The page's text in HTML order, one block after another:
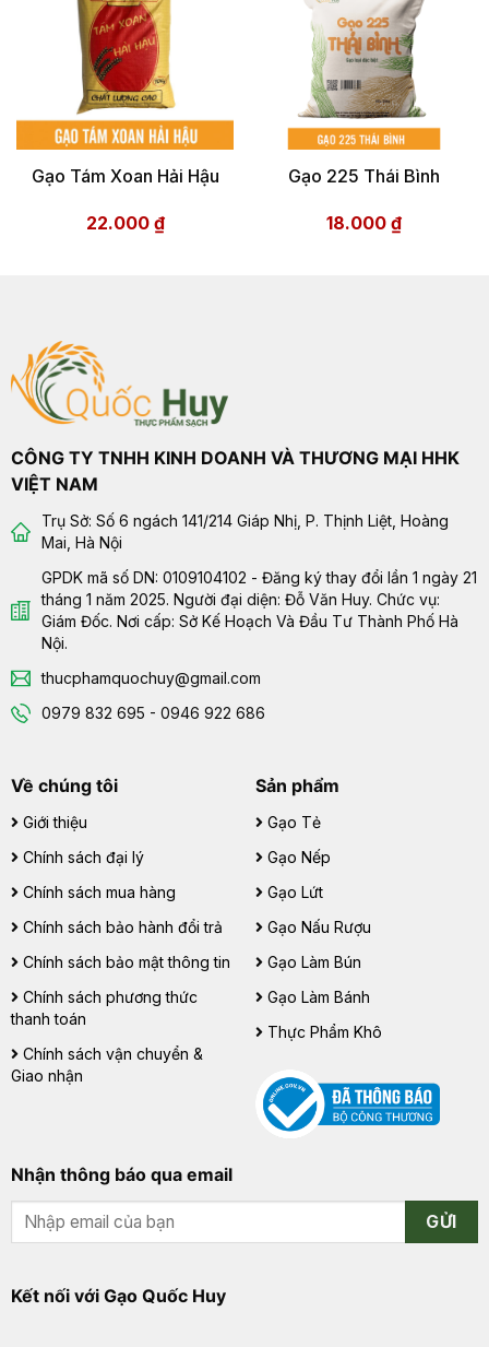
Gạo Tám Xoan Hải Hậu
22.000 ₫
Gạo 225 Thái Bình
18.000 ₫
CÔNG TY TNHH KINH DOANH VÀ THƯƠNG MẠI HHK
VIỆT NAM
Trụ Sở: Số 6 ngách 141/214 Giáp Nhị, P. Thịnh Liệt, Hoàng
Mai, Hà Nội
GPDK mã số DN: 0109104102 - Đăng ký thay đổi lần 1 ngày 21
tháng 1 năm 2025. Người đại diện: Đỗ Văn Huy. Chức vụ:
Giám Đốc. Nơi cấp: Sở Kế Hoạch Và Đầu Tư Thành Phố Hà
Nội.
thucphamquochuy@gmail.com
0979 832 695 - 0946 922 686
Về chúng tôi
Giới thiệu
Chính sách đại lý
Chính sách mua hàng
Chính sách bảo hành đổi trả
Chính sách bảo mật thông tin
Chính sách phương thức
thanh toán
Chính sách vận chuyển &
Giao nhận
Sản phẩm
Gạo Tẻ
Gạo Nếp
Gạo Lứt
Gạo Nấu Rượu
Gạo Làm Bún
Gạo Làm Bánh
Thực Phẩm Khô
Nhận thông báo qua email
GỬI
Kết nối với Gạo Quốc Huy